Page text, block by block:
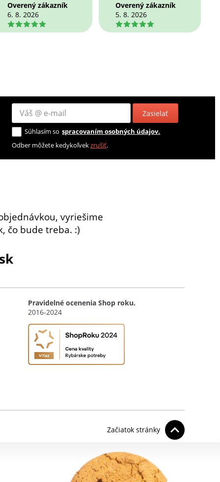
Overený zákazník
6. 8. 2026
5
Overený zákazník
5. 8. 2026
5
Zasielať
Súhlasím so spracovaním osobných údajov.
Odber môžete kedykoľvekzrušiť.
vyriešime
čo bude treba. :)
Pravidelné ocenenia Shop roku.
2016-2024
Začiatok stránky